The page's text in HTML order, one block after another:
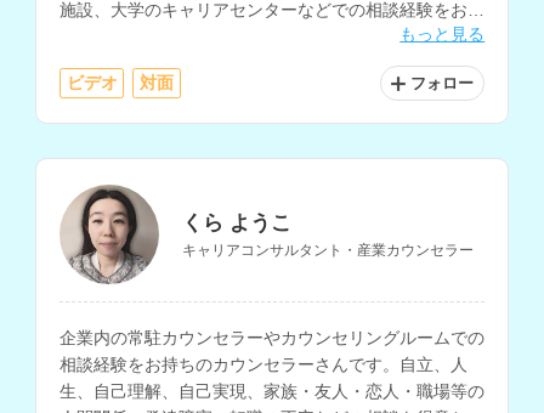
施設、大学のキャリアセンターなどでの相談経験をお持
もっと見る
ビデオ 対面 フォロー
くら ようこ
キャリアコンサルタント・産業カウンセラー
企業内の常駐カウンセラーやカウンセリングルームでの
相談経験をお持ちのカウンセラーさんです。自立、人
生、自己理解、自己実現、家族・友人・恋人・職場等の